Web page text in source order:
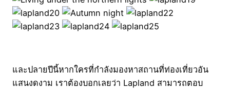
และปลายปีนี้หากใครที่กำลังมองหาสถานที่ท่องเที่ยวอัน
แสนงดงาม เราต้องบอกเลยว่า Lapland สามารถตอบ